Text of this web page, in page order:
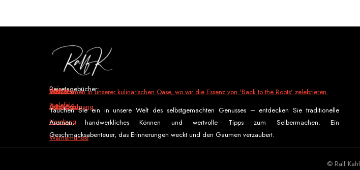
Reisetagebücher:
Bielefeld
Hamburg
Warnemünde
© Ralf Kahl
Über uns
Autorenzugang
Kontakt
Gästebuch
Willkommen in unserer kulinarischen Oase, wo wir die Essenz von 'Back to the Roots' zelebrieren.
Tauchen Sie ein in unsere Welt des selbstgemachten Genusses – entdecken Sie traditionelle
Aromen, handwerkliches Können und wertvolle Tipps zum Selbermachen. Ein
Geschmacksabenteuer, das Erinnerungen weckt und den Gaumen verzaubert.